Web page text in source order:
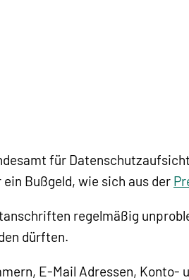
für
Bußgeld, wie sich aus der
regelmäßig
dürften.
E-Mail Adressen,